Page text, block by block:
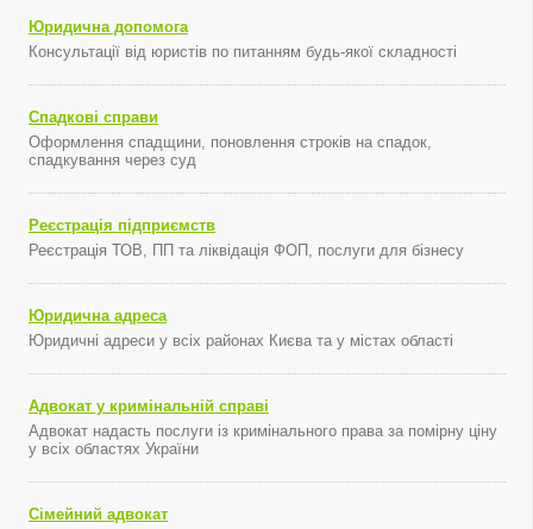
Юридична допомога
Консультації від юристів по питанням будь-якої складності
Спадкові справи
Оформлення спадщини, поновлення строків на спадок,
спадкування через суд
Реєстрація підприємств
Реєстрація ТОВ, ПП та ліквідація ФОП, послуги для бізнесу
Юридична адреса
Юридичні адреси у всіх районах Києва та у містах області
Адвокат у кримінальній справі
Адвокат надасть послуги із кримінального права за помірну ціну
у всіх областях України
Сімейний адвокат